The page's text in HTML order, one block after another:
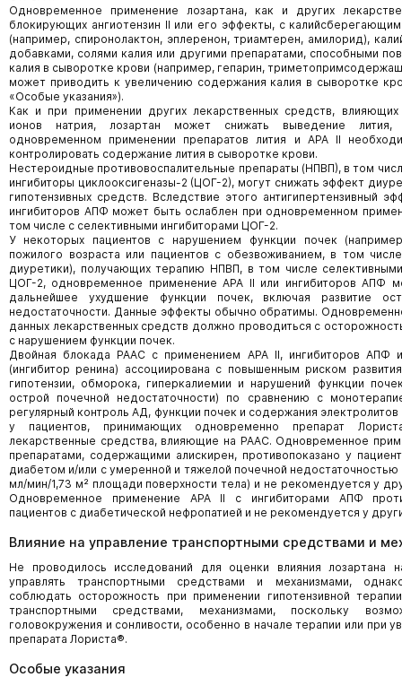
Одновременное применение лозартана, как и других
блокирующих ангиотензин II или его эффекты, с
(например, спиронолактон, эплеренон, триамтерен, амилорид),
добавками, солями калия или другими препаратами, способными
калия в сыворотке крови (например, гепарин,
может приводить к увеличению содержания калия в сыворотке
«Особые указания»).
Как и при применении других лекарственных средств,
ионов натрия, лозартан может снижать выведение
одновременном применении препаратов лития и АРА II
контролировать содержание лития в сыворотке крови.
Нестероидные противовоспалительные препараты (НПВП), в том
ингибиторы циклооксигеназы-2 (ЦОГ-2), могут снижать эффект
гипотензивных средств. Вследствие этого антигипертензивный
ингибиторов АПФ может быть ослаблен при одновременном
том числе с селективными ингибиторами ЦОГ-2.
У некоторых пациентов с нарушением функции почек
пожилого возраста или пациентов с обезвоживанием, в том
диуретики), получающих терапию НПВП, в том числе
ЦОГ-2, одновременное применение АРА II или ингибиторов АПФ
дальнейшее ухудшение функции почек, включая развитие
недостаточности. Данные эффекты обычно обратимы.
данных лекарственных средств должно проводиться с
с нарушением функции почек.
Двойная блокада РААС с применением АРА II, ингибиторов АПФ
(ингибитор ренина) ассоциирована с повышенным риском
гипотензии, обморока, гиперкалиемии и нарушений функции
острой почечной недостаточности) по сравнению с
регулярный контроль АД, функции почек и содержания электролитов
у пациентов, принимающих одновременно препарат
лекарственные средства, влияющие на РААС. Одновременное
препаратами, содержащими алискирен, противопоказано у
диабетом и/или c умеренной и тяжелой почечной
мл/мин/1,73 м² площади поверхности тела) и не рекомендуется у
Одновременное применение АРА II c ингибиторами АПФ
пациентов с диабетической нефропатией и не рекомендуется у
Влияние на управление транспортными средствами и
Не проводилось исследований для оценки влияния лозартана
управлять транспортными средствами и механизмами,
соблюдать осторожность при применении гипотензивной
транспортными средствами, механизмами, поскольку
головокружения и сонливости, особенно в начале терапии или при
препарата Лориста®.
Особые указания